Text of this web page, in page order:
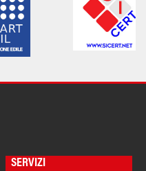
SERVIZI